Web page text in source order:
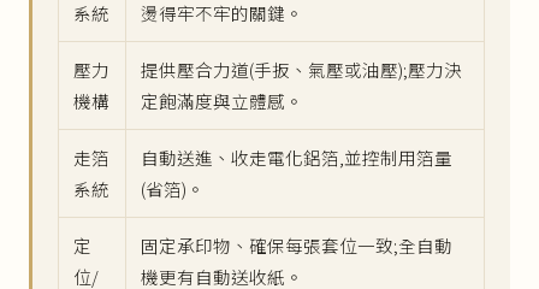
系統
燙得牢不牢的關鍵。
壓力
機構
提供壓合力道(手扳、氣壓或油壓);壓力決
定飽滿度與立體感。
走箔
系統
自動送進、收走電化鋁箔,並控制用箔量
(省箔)。
定
位/
固定承印物、確保每張套位一致;全自動
機更有自動送收紙。